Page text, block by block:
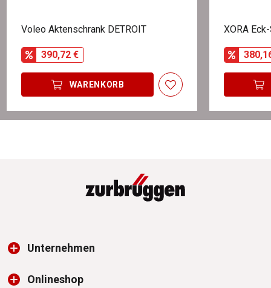
Voleo Aktenschrank DETROIT
390,72 €
WARENKORB
XORA
Unternehmen
Onlineshop